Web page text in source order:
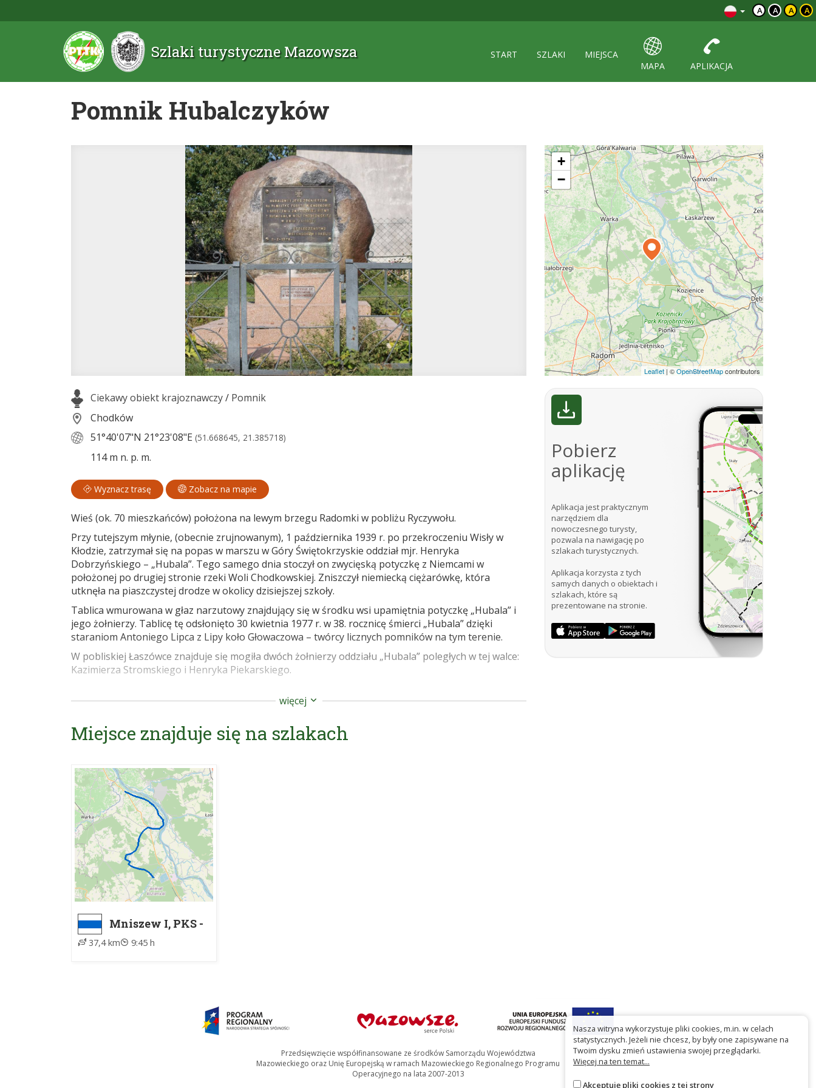
A A A A
Szlaki turystyczne Mazowsza START SZLAKI
MIEJSCA
MAPA
APLIKACJA
Pomnik Hubalczyków
Ciekawy obiekt krajoznawczy/ Pomnik
Chodków
51°40'07"N 21°23'08"E (51.668645, 21.385718)
114 m n. p. m.
Wyznacz trasę Zobacz na mapie
Wieś (ok. 70 mieszkańców) położona na lewym brzegu Radomki w pobliżu Ryczywołu.
Przy tutejszym młynie, (obecnie zrujnowanym), 1 października 1939 r. po przekroczeniu Wisły w
Kłodzie, zatrzymał się na popas w marszu w Góry Świętokrzyskie oddział mjr. Henryka
Dobrzyńskiego – „Hubala”. Tego samego dnia stoczył on zwycięską potyczkę z Niemcami w
położonej po drugiej stronie rzeki Woli Chodkowskiej. Zniszczył niemiecką ciężarówkę, która
utknęła na piaszczystej drodze w okolicy dzisiejszej szkoły.
Tablica wmurowana w głaz narzutowy znajdujący się w środku wsi upamiętnia potyczkę „Hubala” i
jego żołnierzy. Tablicę tę odsłonięto 30 kwietnia 1977 r. w 38. rocznicę śmierci „Hubala” dzięki
staraniom Antoniego Lipca z Lipy koło Głowaczowa – twórcy licznych pomników na tym terenie.
W pobliskiej Łaszówce znajduje się mogiła dwóch żołnierzy oddziału „Hubala” poległych w tej walce:
Kazimierza Stromskiego i Henryka Piekarskiego.
Źródło: Karol Piasecki „Radomskie szlaki piesze” Wydawnictwo PTTK „Kraj” 1990.
Internet:http://www.majorhubal.pl/index.php?dzial=ulice
więcej
+
−
Leaflet | ©OpenStreetMapcontributors
Pobierz
aplikację
Aplikacja jest praktycznym
narzędziem dla
nowoczesnego turysty,
pozwala na nawigację po
szlakach turystycznych.
Aplikacja korzysta z tych
samych danych o obiektach i
szlakach, które są
prezentowane na stronie.
Miejsce znajduje się na szlakach
Mniszew I, PKS -
Wola
Chodkowska
37,4 km 9:45 h
Przedsięwzięcie współfinansowane ze środków Samorządu Województwa
Mazowieckiego oraz Unię Europejską w ramach Mazowieckiego Regionalnego Programu
Operacyjnego na lata 2007-2013
Nasza witryna wykorzystuje pliki cookies, m.in. w celach
statystycznych. Jeżeli nie chcesz, by były one zapisywane na
Twoim dysku zmień ustawienia swojej przeglądarki.
Więcej na ten temat...
Akceptuję pliki cookies z tej strony